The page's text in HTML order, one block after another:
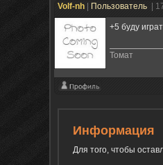
Volf-nh Пользователь |
+5 буду
Томат
Информация
Для того, чтобы